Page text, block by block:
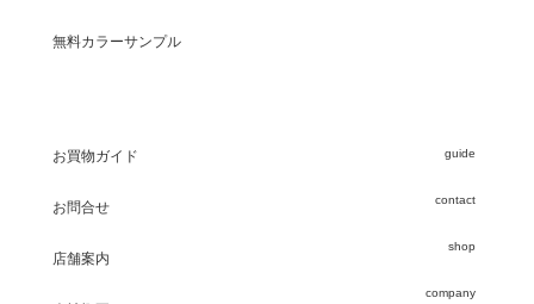
無料カラーサンプル
お買物ガイド
お問合せ
店舗案内
guide
contact
shop
company